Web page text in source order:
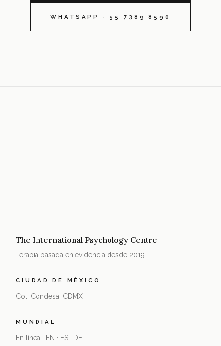
WHATSAPP · 55 7389 8590
The International Psychology Centre
Terapia basada en evidencia desde 2019
CIUDAD DE MÉXICO
Col. Condesa, CDMX
MUNDIAL
En línea · EN · ES · DE